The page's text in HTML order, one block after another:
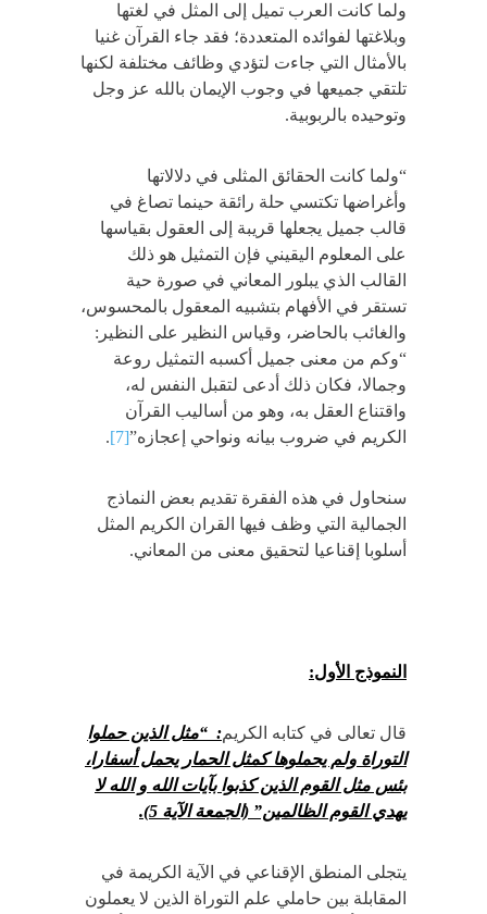
ولما كانت العرب تميل إلى المثل في لغتها
وبلاغتها لفوائده المتعددة؛ فقد جاء القرآن غنيا
بالأمثال التي جاءت لتؤدي وظائف مختلفة لكنها
تلتقي جميعها في وجوب الإيمان بالله عز وجل
وتوحيده بالربوبية.
“ولما كانت الحقائق المثلى في دلالاتها
وأغراضها تكتسي حلة رائقة حينما تصاغ في
قالب جميل يجعلها قريبة إلى العقول بقياسها
على المعلوم اليقيني فإن التمثيل هو ذلك
القالب الذي يبلور المعاني في صورة حية
تستقر في الأفهام بتشبيه المعقول بالمحسوس،
والغائب بالحاضر، وقياس النظير على النظير:
“وكم من معنى جميل أكسبه التمثيل روعة
وجمالا، فكان ذلك أدعى لتقبل النفس له،
واقتناع العقل به، وهو من أساليب القرآن
الكريم في ضروب بيانه ونواحي إعجازه”[7]
.
سنحاول في هذه الفقرة تقديم بعض النماذج
الجمالية التي وظف فيها القران الكريم المثل
أسلوبا إقناعيا لتحقيق معنى من المعاني.
النموذج الأول:
قال تعالى في كتابه الكريم: “مثل الذين حملوا
التوراة ولم يحملوها كمثل الحمار يحمل أسفارا،
بئس مثل القوم الذين كذبوا بآيات الله و الله لا
يهدي القوم الظالمين” (الجمعة الآية 5).
يتجلى المنطق الإقناعي في الآية الكريمة في
المقابلة بين حاملي علم التوراة الذين لا يعملون